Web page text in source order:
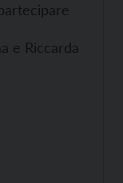
e Riccarda